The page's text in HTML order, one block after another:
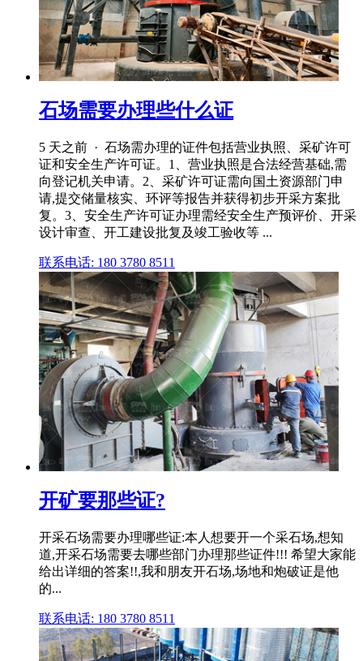
石场需要办理些什么证
5 天之前 · 石场需办理的证件包括营业执照、采矿许可
证和安全生产许可证。1、营业执照是合法经营基础,需
向登记机关申请。2、采矿许可证需向国土资源部门申
请,提交储量核实、环评等报告并获得初步开采方案批
复。3、安全生产许可证办理需经安全生产预评价、开采
设计审查、开工建设批复及竣工验收等 ...
联系电话: 180 3780 8511
开矿要那些证?
开采石场需要办理哪些证:本人想要开一个采石场,想知
道,开采石场需要去哪些部门办理那些证件!!! 希望大家能
给出详细的答案!!,我和朋友开石场,场地和炮破证是他
的...
联系电话: 180 3780 8511